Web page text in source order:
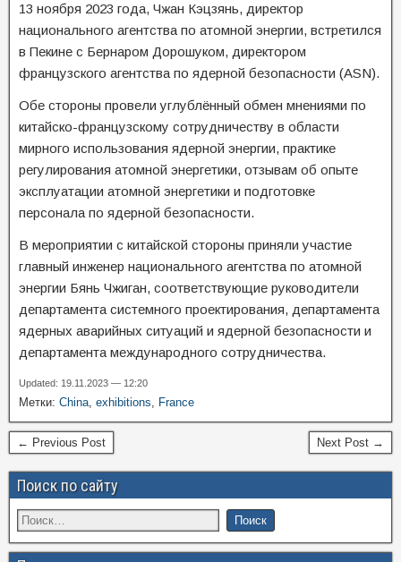
13 ноября 2023 года, Чжан Кэцзянь, директор
национального агентства по атомной энергии, встретился
в Пекине с Бернаром Дорошуком, директором
французского агентства по ядерной безопасности (ASN).
Обе стороны провели углублённый обмен мнениями по
китайско-французскому сотрудничеству в области
мирного использования ядерной энергии, практике
регулирования атомной энергетики, отзывам об опыте
эксплуатации атомной энергетики и подготовке
персонала по ядерной безопасности.
В мероприятии с китайской стороны приняли участие
главный инженер национального агентства по атомной
энергии Бянь Чжиган, соответствующие руководители
департамента системного проектирования, департамента
ядерных аварийных ситуаций и ядерной безопасности и
департамента международного сотрудничества.
Updated: 19.11.2023 — 12:20
Метки: China, exhibitions, France
← Previous Post Next Post →
Поиск по сайту